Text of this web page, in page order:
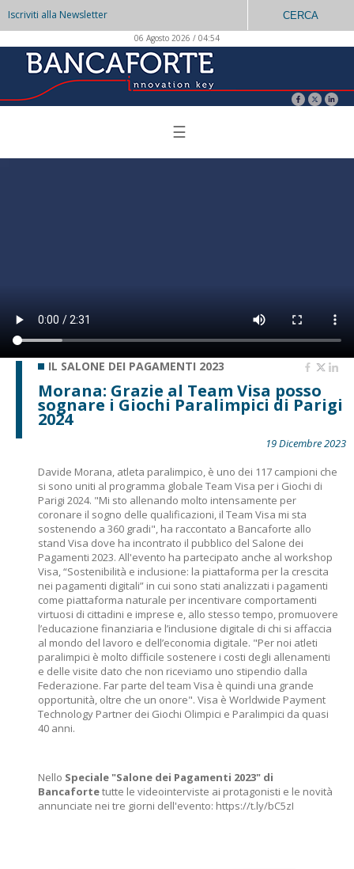
Iscriviti alla Newsletter CERCA
06 Agosto 2026 / 04:54
☰
IL SALONE DEI PAGAMENTI 2023
Morana: Grazie al Team Visa posso
sognare i Giochi Paralimpici di Parigi
2024
19 Dicembre 2023
Davide Morana, atleta paralimpico, è uno dei 117 campioni che
si sono uniti al programma globale Team Visa per i Giochi di
Parigi 2024. "Mi sto allenando molto intensamente per
coronare il sogno delle qualificazioni, il Team Visa mi sta
sostenendo a 360 gradi", ha raccontato a Bancaforte allo
stand Visa dove ha incontrato il pubblico del Salone dei
Pagamenti 2023. All'evento ha partecipato anche al workshop
Visa, “Sostenibilità e inclusione: la piattaforma per la crescita
nei pagamenti digitali” in cui sono stati analizzati i pagamenti
come piattaforma naturale per incentivare comportamenti
virtuosi di cittadini e imprese e, allo stesso tempo, promuovere
l’educazione finanziaria e l’inclusione digitale di chi si affaccia
al mondo del lavoro e dell’economia digitale. "Per noi atleti
paralimpici è molto difficile sostenere i costi degli allenamenti
e delle visite dato che non riceviamo uno stipendio dalla
Federazione. Far parte del team Visa è quindi una grande
opportunità, oltre che un onore". Visa è Worldwide Payment
Technology Partner dei Giochi Olimpici e Paralimpici da quasi
40 anni.
Nello Speciale "Salone dei Pagamenti 2023" di
Bancafortetutte le videointerviste ai protagonisti e le novità
annunciate nei tre giorni dell'evento: https://t.ly/bC5zI